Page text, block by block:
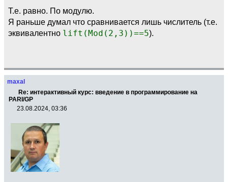
Т.е. равно. По модулю.
Я раньше думал что сравнивается лишь числитель (т.е.
эквивалентно lift(Mod(2,3))==5).
maxal
Re: интерактивный курс: введение в программирование на
PARI/GP
23.08.2024, 03:36